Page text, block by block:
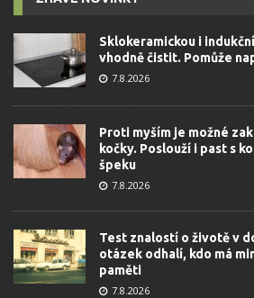
Sklokeramickou i
vhodně čistit. Pomůže
7.8.2026
Proti myším je možné
kočky. Poslouží i past s
špeku
7.8.2026
Test znalostí o životě v
otázek odhalí, kdo má
paměti
7.8.2026